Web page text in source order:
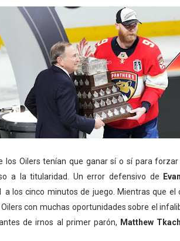
los Oilers tenían que ganar sí o sí para
a la titularidad. Un error defensivo de
a los cinco minutos de juego. Mientras que
con muchas oportunidades sobre el
de irnos al primer parón, Matthew